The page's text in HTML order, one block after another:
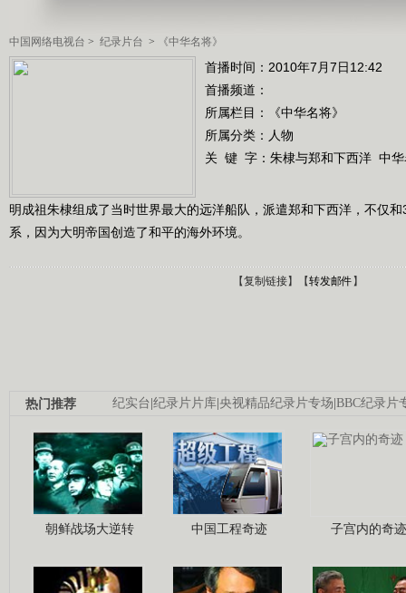
中国网络电视台 > 纪录片台 > 《中华名将》
首播时间：2010年7月7日12:42
首播频道：
所属栏目：
《中华名将》
所属分类：人物
关 键 字： 朱棣与郑和下西洋 中
明成祖朱棣组成了当时世界最大的远洋船队，派遣郑和下西洋，不仅
系，因为大明帝国创造了和平的海外环境。
【复制链接】【转发邮件 】
纪实台 纪录片片库 央视精品纪录片专场 BBC纪录片
热门推荐
朝鲜战场大逆转 中国工程奇迹 子宫内的奇迹